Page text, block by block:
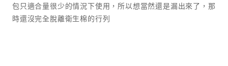
包只適合量很少的情況下使用，所以想當然還是漏出來了，那
時還沒完全脫離衛生棉的行列